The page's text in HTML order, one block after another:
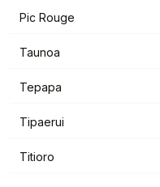
Pic Rouge
Taunoa
Tepapa
Tipaerui
Titioro